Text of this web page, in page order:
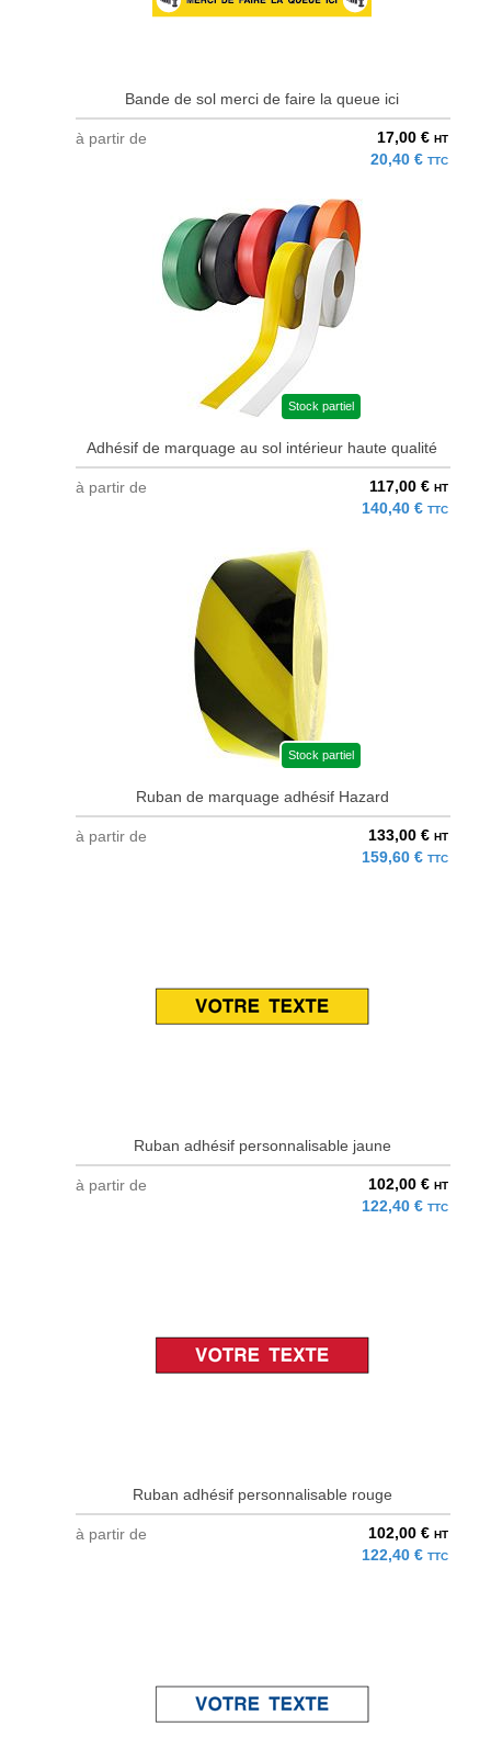
Bande de sol merci de faire la queue ici
à partir de 17,00 € HT
20,40 € TTC
Stock partiel
Adhésif de marquage au sol intérieur haute qualité
à partir de 117,00 € HT
140,40 € TTC
Stock partiel
Ruban de marquage adhésif Hazard
à partir de 133,00 € HT
159,60 € TTC
Ruban adhésif personnalisable jaune
à partir de 102,00 € HT
122,40 € TTC
Ruban adhésif personnalisable rouge
à partir de 102,00 € HT
122,40 € TTC